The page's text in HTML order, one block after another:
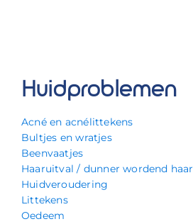
Huidproblemen
Acné en acnélittekens
Bultjes en wratjes
Beenvaatjes
Haaruitval / dunner wordend haar
Huidveroudering
Littekens
Oedeem